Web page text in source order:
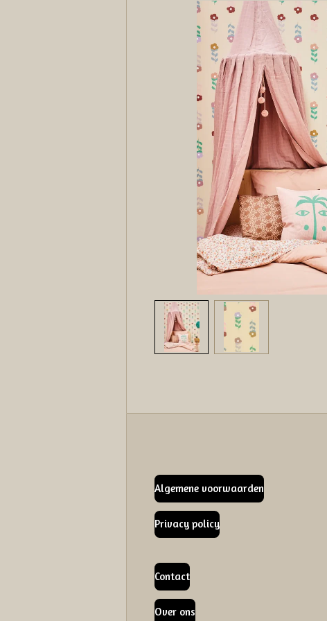
Algemene voorwaarden
Privacy policy
Contact
Over ons